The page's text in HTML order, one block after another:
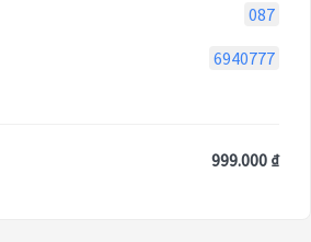
087
6940777
999.000 ₫